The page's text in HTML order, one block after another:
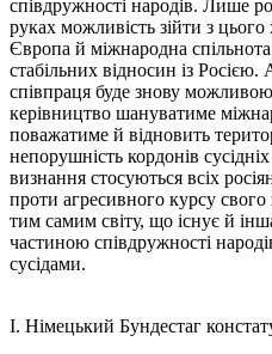
співдружності народів. Лише
руках можливість зійти з
Європа й міжнародна
стабільних відносин із
співпраця буде знову
керівництво шануватиме
поважатиме й відновить
непорушність кордонів
визнання стосуються всіх
проти агресивного курсу
тим самим світу, що існує й
частиною співдружності
сусідами.
I. Німецький Бундестаг